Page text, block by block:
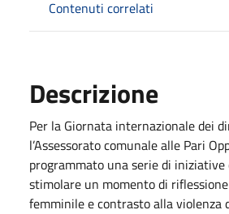
Contenuti correlati
Descrizione
Per la Giornata internazionale dei
l’Assessorato comunale alle Pari
programmato una serie di iniziative
stimolare un momento di
femminile e contrasto alla violenza